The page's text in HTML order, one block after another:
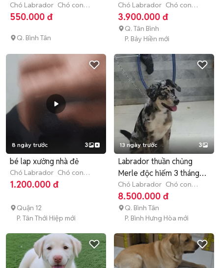
Chó Labrador Chó con
(dưới 3 tháng tuổi)
550.000 đ
Q. Bình Tân
hành
Chó Labrador Chó con
(dưới 3 tháng tuổi)
3.900.000 đ
Q. Tân Bình
P. Bảy Hiền mới
8 ngày trước 3
bé lap xưởng nhà đẻ
Chó Labrador Chó con
(dưới 3 tháng tuổi)
1.200.000 đ
Quận 12
P. Tân Thới Hiệp mới
13 ngày trước 3
Labrador thuần chủng
Merle độc hiếm 3 tháng
tuổi.
Chó Labrador Chó con
(dưới 3 tháng tuổi)
8.500.000 đ
Q. Bình Tân
P. Bình Hưng Hòa mới